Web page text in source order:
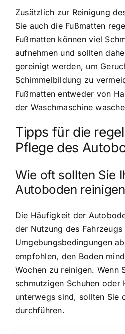
Zusätzlich zur Reinigung
Sie auch die Fußmatten
Fußmatten können viel
aufnehmen und sollten
gereinigt werden, um
Schimmelbildung zu
Fußmatten entweder von
der Waschmaschine
Tipps für die
Pflege des
Wie oft sollten Sie
Autoboden
Die Häufigkeit der
der Nutzung des
Umgebungsbedingungen
empfohlen, den Boden
Wochen zu reinigen. Wenn
schmutzigen Schuhen oder
unterwegs sind, sollten Sie
durchführen.